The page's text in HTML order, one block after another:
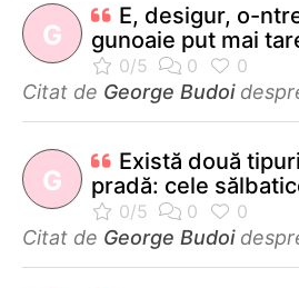
G
E, desigur, o-
gunoaie put mai
Citat de George Budoi
G
Există două
pradă: cele
Citat de George Budoi